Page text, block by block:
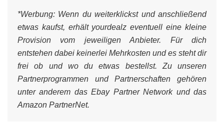
*Werbung: Wenn du weiterklickst und anschließend
etwas kaufst, erhält yourdealz eventuell eine kleine
Provision vom jeweiligen Anbieter. Für dich
entstehen dabei keinerlei Mehrkosten und es steht dir
frei ob und wo du etwas bestellst. Zu unseren
Partnerprogrammen und Partnerschaften gehören
unter anderem das Ebay Partner Network und das
Amazon PartnerNet.